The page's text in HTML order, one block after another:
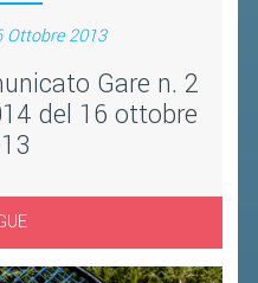
Ottobre 2013
Gare n. 2
del 16 ottobre